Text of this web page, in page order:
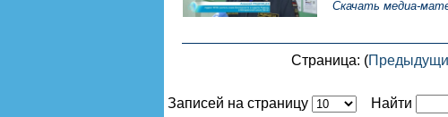
Скачать медиа-
Страница: (
Записей на страницу Найти